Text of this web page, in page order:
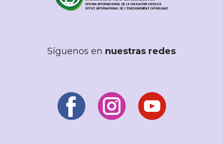
Síguenos en nuestras redes